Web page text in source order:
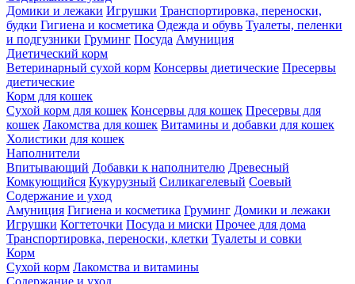
Домики и лежаки Игрушки Транспортировка, переноски,
будки Гигиена и косметика Одежда и обувь Туалеты, пеленки
и подгузники Груминг Посуда Амуниция
Диетический корм
Ветеринарный сухой корм Консервы диетические Пресервы
диетические
Корм для кошек
Сухой корм для кошек Консервы для кошек Пресервы для
кошек Лакомства для кошек Витамины и добавки для кошек
Холистики для кошек
Наполнители
Впитывающий Добавки к наполнителю Древесный
Комкующийся Кукурузный Силикагелевый Соевый
Содержание и уход
Амуниция Гигиена и косметика Груминг Домики и лежаки
Игрушки Когтеточки Посуда и миски Прочее для дома
Транспортировка, переноски, клетки Туалеты и совки
Корм
Сухой корм Лакомства и витамины
Содержание и уход